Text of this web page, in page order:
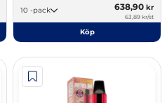
10 -pack 638,90 kr
63,89 kr/st
Köp